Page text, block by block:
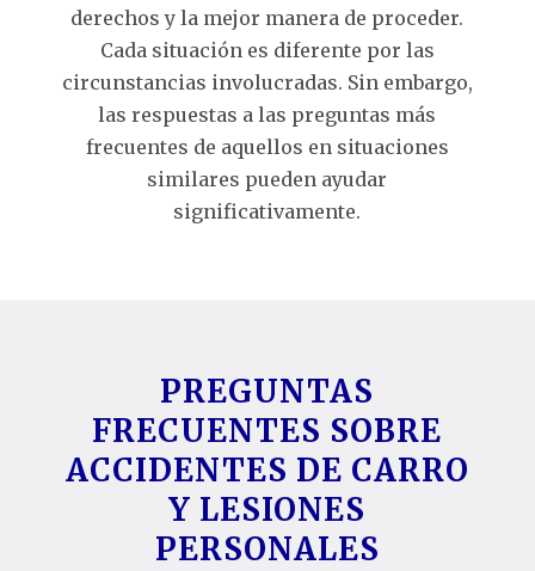
derechos y la mejor manera de proceder.
Cada situación es diferente por las
circunstancias involucradas. Sin embargo,
las respuestas a las preguntas más
frecuentes de aquellos en situaciones
similares pueden ayudar
significativamente.
PREGUNTAS
FRECUENTES SOBRE
ACCIDENTES DE CARRO
Y LESIONES
PERSONALES